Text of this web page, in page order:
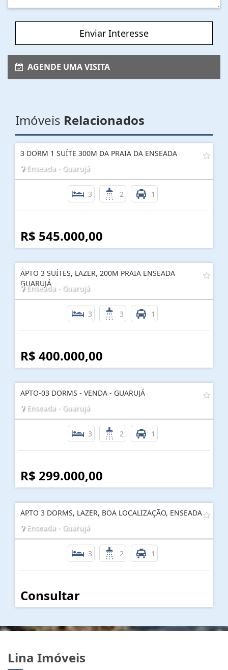
Enviar Interesse
AGENDE UMA VISITA
Imóveis Relacionados
3 DORM 1 SUÍTE 300M DA PRAIA DA ENSEADA
Enseada - Guarujá
3 2 1
R$ 545.000,00
APTO 3 SUÍTES, LAZER, 200M PRAIA ENSEADA
GUARUJÁ
Enseada - Guarujá
3 3 1
R$ 400.000,00
APTO-03 DORMS - VENDA - GUARUJÁ
Enseada - Guarujá
3 2 1
R$ 299.000,00
APTO 3 DORMS, LAZER, BOA LOCALIZAÇÃO, ENSEADA
Enseada - Guarujá
3 2 1
Consultar
Lina Imóveis